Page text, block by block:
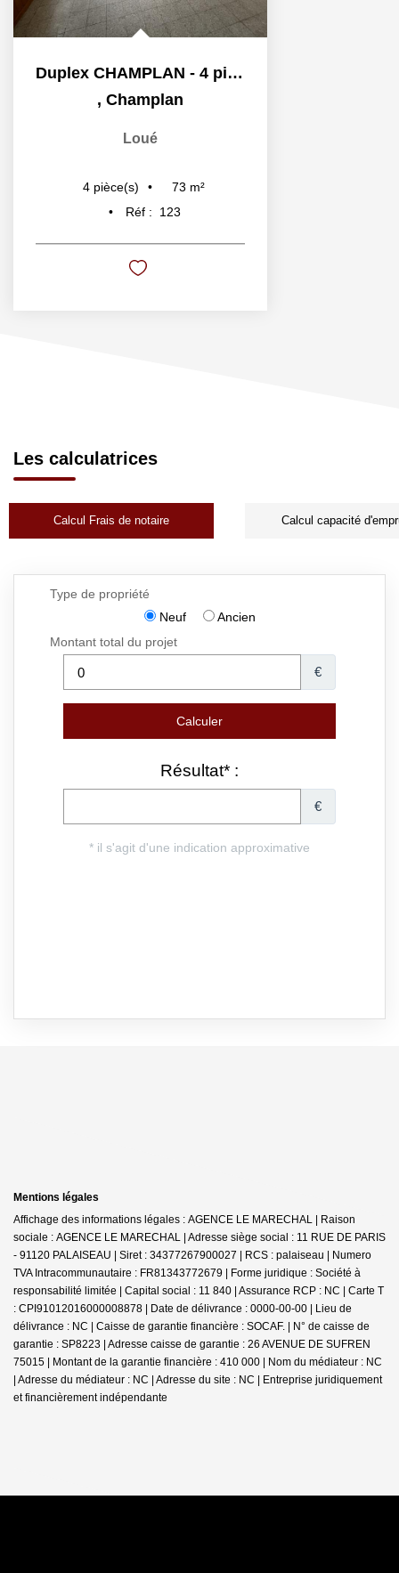
Duplex CHAMPLAN - 4 pièce(s) - 72.52 m2
, Champlan
Loué
4 pièce(s) 73 m²
Réf :
123
Les calculatrices
Calcul Frais de notaire Calcul capacité
Mentions légales
Affichage des informations légales : AGENCE LE MARECHAL | Raison
sociale : AGENCE LE MARECHAL | Adresse siège social : 11 RUE DE PARIS
- 91120 PALAISEAU | Siret : 34377267900027 | RCS : palaiseau | Numero
TVA Intracommunautaire : FR81343772679 | Forme juridique : Société à
responsabilité limitée | Capital social : 11 840 | Assurance RCP : NC | Carte T
: CPI91012016000008878 | Date de délivrance : 0000-00-00 | Lieu de
délivrance : NC | Caisse de garantie financière : SOCAF. | N° de caisse de
garantie : SP8223 | Adresse caisse de garantie : 26 AVENUE DE SUFREN
75015 | Montant de la garantie financière : 410 000 | Nom du médiateur : NC
| Adresse du médiateur : NC | Adresse du site : NC | Entreprise juridiquement
et financièrement indépendante